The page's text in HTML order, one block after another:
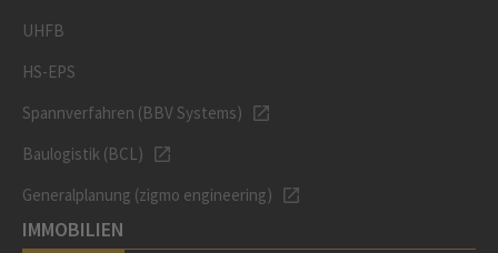
UHFB
HS-EPS
Spannverfahren (BBV Systems)
Baulogistik (BCL)
Generalplanung (zigmo engineering)
IMMOBILIEN